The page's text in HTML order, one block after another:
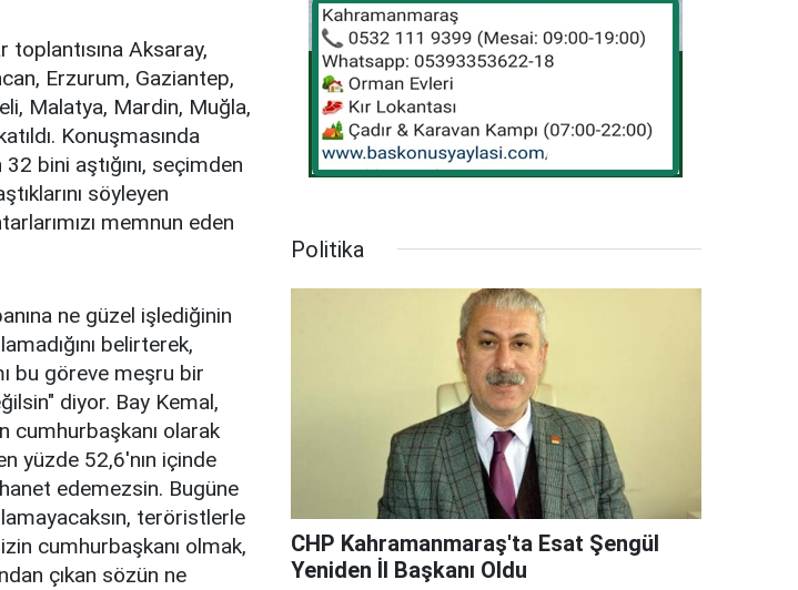
toplantısına Aksaray,
Erzurum, Gaziantep,
Malatya, Mardin, Muğla,
Konuşmasında
bini aştığını, seçimden
söyleyen
memnun eden
ne güzel işlediğinin
belirterek,
bu göreve meşru bir
diyor. Bay Kemal,
cumhurbaşkanı olarak
yüzde 52,6'nın içinde
edemezsin. Bugüne
teröristlerle
cumhurbaşkanı olmak,
çıkan sözün ne
Politika
CHP Kahramanmaraş'ta Esat Şengül
Yeniden İl Başkanı Oldu